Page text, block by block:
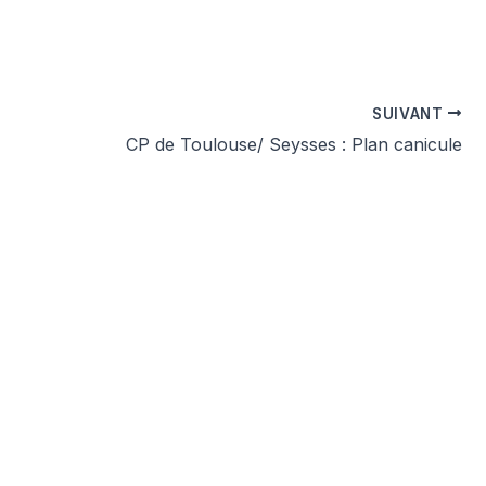
SUIVANT
CP de Toulouse/ Seysses : Plan canicule